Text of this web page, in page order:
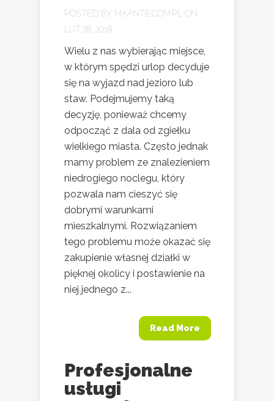
POSTED BY MAANTE.COM.PL
ON
LUT 28, 2018
Wielu z nas wybierając miejsce,
w którym spędzi urlop decyduje
się na wyjazd nad jezioro lub
staw. Podejmujemy taką
decyzję, ponieważ chcemy
odpocząć z dala od zgiełku
wielkiego miasta. Często jednak
mamy problem ze znalezieniem
niedrogiego noclegu, który
pozwala nam cieszyć się
dobrymi warunkami
mieszkalnymi. Rozwiązaniem
tego problemu może okazać się
zakupienie własnej działki w
pięknej okolicy i postawienie na
niej jednego z...
Read More
Profesjonalne
usługi